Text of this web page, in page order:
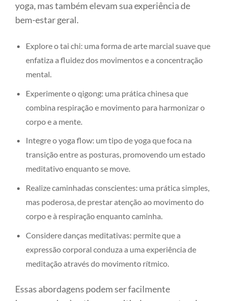
yoga, mas também elevam sua experiência de
bem-estar geral.
Explore o tai chi: uma forma de arte marcial suave que
enfatiza a fluidez dos movimentos e a concentração
mental.
Experimente o qigong: uma prática chinesa que
combina respiração e movimento para harmonizar o
corpo e a mente.
Integre o yoga flow: um tipo de yoga que foca na
transição entre as posturas, promovendo um estado
meditativo enquanto se move.
Realize caminhadas conscientes: uma prática simples,
mas poderosa, de prestar atenção ao movimento do
corpo e à respiração enquanto caminha.
Considere danças meditativas: permite que a
expressão corporal conduza a uma experiência de
meditação através do movimento rítmico.
Essas abordagens podem ser facilmente